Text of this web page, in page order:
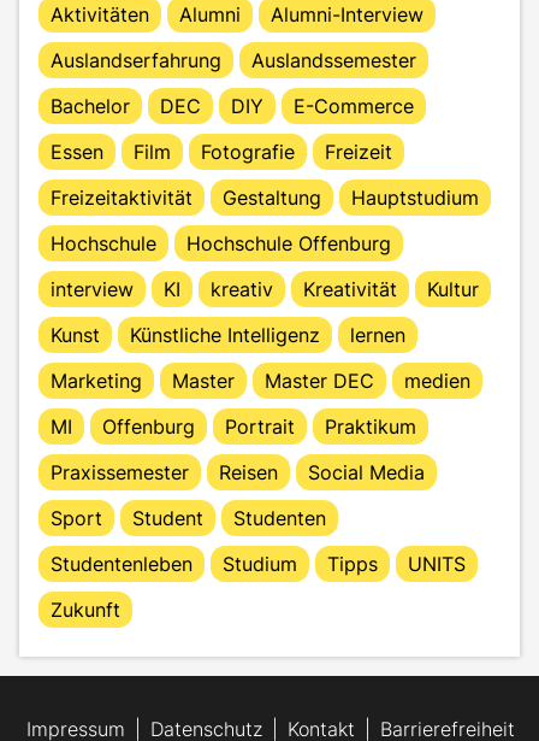
Aktivitäten Alumni
Alumni-Interview
Auslandserfahrung
Auslandssemester
Bachelor
DEC DIY
E-Commerce
Essen
Film Fotografie
Freizeit
Freizeitaktivität
Gestaltung
Hauptstudium
Hochschule
Hochschule Offenburg
interview
KI kreativ Kreativität
Kultur
Kunst
Künstliche Intelligenz
lernen
Marketing
Master Master DEC
medien
MI
Offenburg Portrait
Praktikum
Praxissemester
Reisen
Social Media
Sport
Student
Studenten
Studentenleben
Studium Tipps
UNITS
Zukunft
Impressum Datenschutz Kontakt Barrierefreiheit